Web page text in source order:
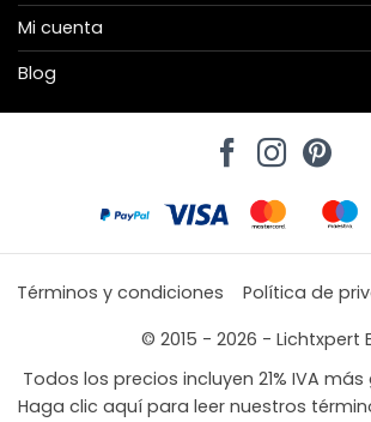
Mi cuenta
Blog
Términos y condiciones Política de
© 2015 - 2026 - Lichtxpert
Todos los precios incluyen 21% IVA
Haga clic aquí para leer nuestros